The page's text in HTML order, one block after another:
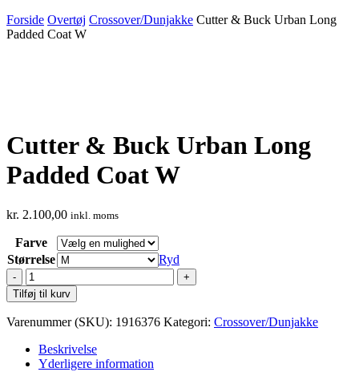
Forside Overtøj Crossover/Dunjakke Cutter & Buck Urban Long
Padded Coat W
Cutter & Buck Urban Long
Padded Coat W
kr. 2.100,00 inkl. moms
Farve
Størrelse
Ryd
Cutter
&
Buck
Urban
Padded
Coat
Tilføj til kurv
Varenummer (SKU): 1916376 Kategori: Crossover/Dunjakke
Beskrivelse
Yderligere information